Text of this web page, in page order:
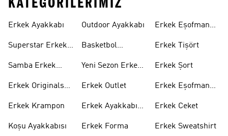
Erkek Ayakkabı
Superstar Erkek
Samba Erkek
Erkek Originals
Erkek Krampon
Koşu Ayakkabısı
Outdoor Ayakkabı
Basketbol
Yeni Sezon Erkek
Erkek Outlet
Erkek Ayakkabı
Erkek Forma
Erkek Eşofman
Erkek Tişört
Erkek Şort
Erkek Eşofman
Erkek Ceket
Erkek Sweatshirt